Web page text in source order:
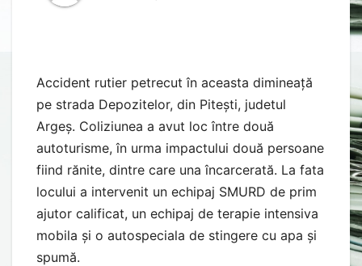
Accident rutier petrecut în aceasta dimineață
pe strada Depozitelor, din Pitești, judetul
Argeș. Coliziunea a avut loc între două
autoturisme, în urma impactului două persoane
fiind rănite, dintre care una încarcerată. La fata
locului a intervenit un echipaj SMURD de prim
ajutor calificat, un echipaj de terapie intensiva
mobila și o autospeciala de stingere cu apa și
spumă.